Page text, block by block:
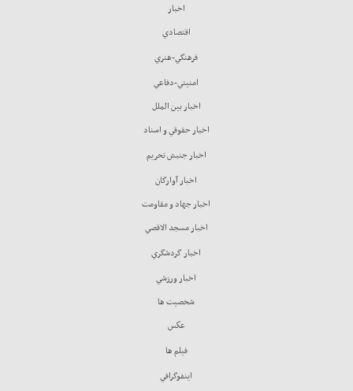
اخبار
اقتصادي
فرهنگي-هنري
امنيتي-دفاعي
اخبار بين الملل
اخبار حقوقي و اسناد
اخبار جنبش تحريم
اخبار آوارگان
اخبار جهاد و مقاومت
اخبار مسجد الاقصي
اخبار گردشگري
اخبار ورزشي
شخصيت ها
عكس
فيلم ها
اينفوگرافي